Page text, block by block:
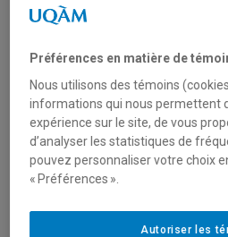
Technologies (FRQNT)
Type de financement
Fonctionnement
Secteur(s)
Sciences naturelles et
Préférences en matière de
Nous utilisons des témoins
informations qui nous permettent
expérience sur le site, de vous
d’analyser les statistiques de
pouvez personnaliser votre choix
« Préférences ».
Autoriser les